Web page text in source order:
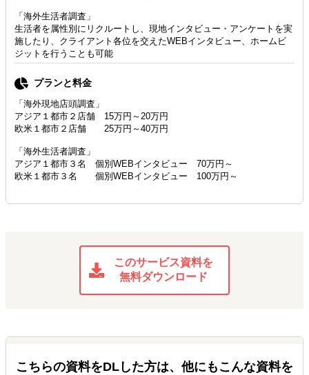
「海外生活者調査」
生活者を属性別にリクルートし、現地インタビュー・アンケートを実
施したり、クライアント各位を交えたWEBインタビュー、ホームビ
ジットを行うことも可能
プランと料金
「海外現地店頭調査」
アジア１都市２店舗 15万円～20万円
欧米１都市２店舗 25万円～40万円
「海外生活者調査」
アジア１都市３名 個別WEBインタビュー 70万円～
欧米１都市３名 個別WEBインタビュー 100万円～
このサービス資料を
無料ダウンロード
こちらの資料をDLした方は、他にもこんな資料を